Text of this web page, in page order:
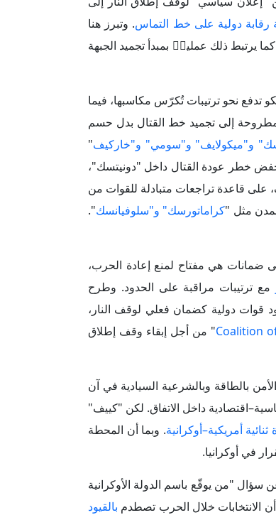
قاعدة تراجعات متبادلة للقوات من
لمدن مثل "كراماتورسك" و"سلوفيانسك".
مع ترتيبات مراقبة على الحدود. وطرح
قوات دولية كضمان فعلي لوقف النار،
" من أجل إبقاء وقف إطلاق
بالطاقة وبالشرعية السيادية في آن
داخل الاتفاق.
في أوكرانيا.
2026 مع تجاهل الإجابة عن سؤال "من يوقّع باسم الدولة الأوكرانية
الانتخابات خلال الحرب تصطدم
بالقيود
دون أموال ثابتة لا تستطيع أوكرانيا
تمويل أوكرانيا لعامين بشكل كبير
وكيف تُدار التعويضات ومن يدفعها